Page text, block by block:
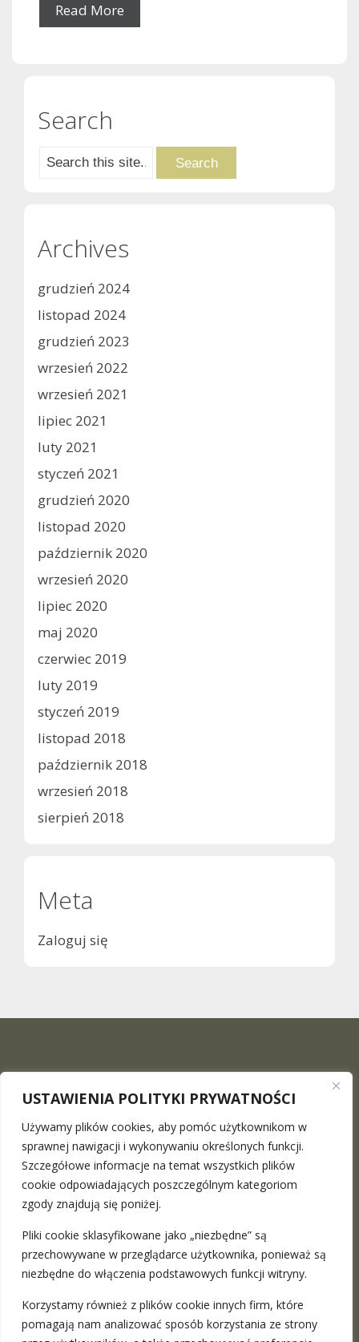
USTAWIENIA POLITYKI PRYWATNOŚCI
Używamy plików cookies, aby pomóc użytkownikom w
sprawnej nawigacji i wykonywaniu określonych funkcji.
Szczegółowe informacje na temat wszystkich plików
cookie odpowiadających poszczególnym kategoriom
zgody znajdują się poniżej.
Pliki cookie sklasyfikowane jako „niezbędne” są
przechowywane w przeglądarce użytkownika, ponieważ są
niezbędne do włączenia podstawowych funkcji witryny.
Korzystamy również z plików cookie innych firm, które
pomagają nam analizować sposób korzystania ze strony
Read More
Search
Archives
grudzień 2024
listopad 2024
grudzień 2023
wrzesień 2022
wrzesień 2021
lipiec 2021
luty 2021
styczeń 2021
grudzień 2020
listopad 2020
październik 2020
wrzesień 2020
lipiec 2020
maj 2020
czerwiec 2019
luty 2019
styczeń 2019
listopad 2018
październik 2018
wrzesień 2018
sierpień 2018
Meta
Zaloguj się
The Maciej Surowiec Law Firmis a place where you can
find a professional legal advice in the full range. We provide
remote onesmore
ADRESY:
Warszawa, ul. Nowy Świat 49 / 201